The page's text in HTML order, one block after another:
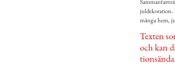
juldekoration.
många hem,